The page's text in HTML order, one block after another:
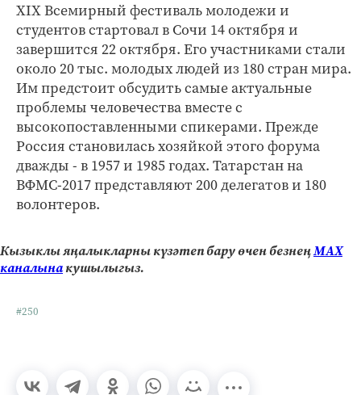
XIX Всемирный фестиваль молодежи и
студентов стартовал в Сочи 14 октября и
завершится 22 октября. Его участниками стали
около 20 тыс. молодых людей из 180 стран мира.
Им предстоит обсудить самые актуальные
проблемы человечества вместе с
высокопоставленными спикерами. Прежде
Россия становилась хозяйкой этого форума
дважды - в 1957 и 1985 годах. Татарстан на
ВФМС-2017 представляют 200 делегатов и 180
волонтеров.
Кызыклы яңалыкларны күзәтеп бару өчен безнеңМАХ
каналынакушылыгыз.
#250